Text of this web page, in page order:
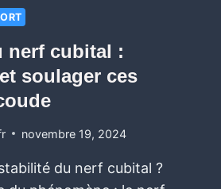
nerf cubital :
soulager ces
novembre 19, 2024
du nerf cubital ?